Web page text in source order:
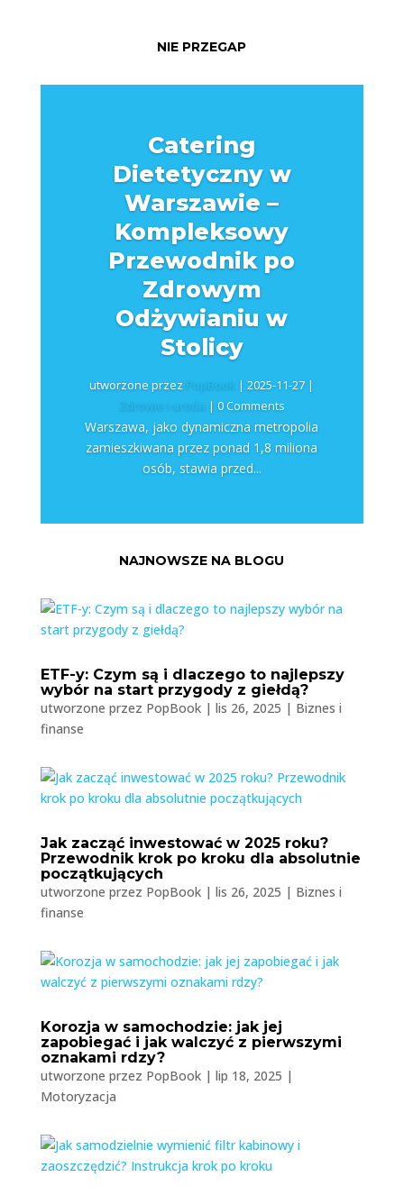
NIE PRZEGAP
Catering
Dietetyczny w
Warszawie –
Kompleksowy
Przewodnik po
Zdrowym
Odżywianiu w
Stolicy
utworzone przez PopBook |2025-11-27 |
Zdrowie i uroda | 0 Comments
Warszawa, jako dynamiczna metropolia
zamieszkiwana przez ponad 1,8 miliona
osób, stawia przed...
NAJNOWSZE NA BLOGU
ETF-y: Czym są i dlaczego to najlepszy
wybór na start przygody z giełdą?
utworzone przez PopBook| lis 26, 2025 | Biznes i
finanse
Jak zacząć inwestować w 2025 roku?
Przewodnik krok po kroku dla absolutnie
początkujących
utworzone przez PopBook| lis 26, 2025 | Biznes i
finanse
Korozja w samochodzie: jak jej
zapobiegać i jak walczyć z pierwszymi
oznakami rdzy?
utworzone przez PopBook| lip 18, 2025 |
Motoryzacja